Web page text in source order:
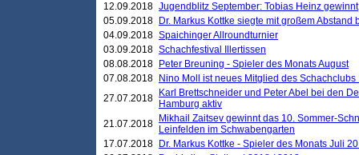
12.09.2018 Jugendblitz September: Tobias Heinz gewinnt
05.09.2018
Dr. Markus Kottke siegte mit großem
04.09.2018 Spaichinger Allroundturnier
03.09.2018 Schachfestival Illertissen
08.08.2018
Peter Breuning - Spieler des Monats August
07.08.2018
Nino Moll ist neues Mitglied des
27.07.2018
Karl Brettschneider und Peter Abel bei den
Hamburg aktiv
21.07.2018
Mikhail Zaitsev gewinnt das 10. Sommer-
Leinfelden im Schwabengarten
17.07.2018
Dr. Markus Kottke - Spieler des Monats Juli